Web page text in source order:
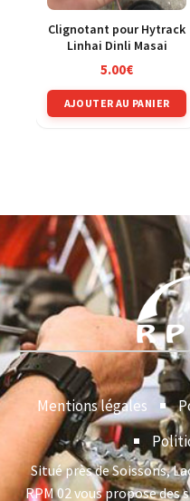
Clignotant pour Hytrack
Linhai Dinli Masai
5.00€
AJOUTER AU PANIER
Mentions légales
Situé près de Soissons,
RPM 02 vous propose des